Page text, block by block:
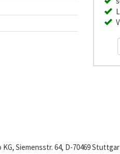
KG, Siemensstr. 64, D-70469